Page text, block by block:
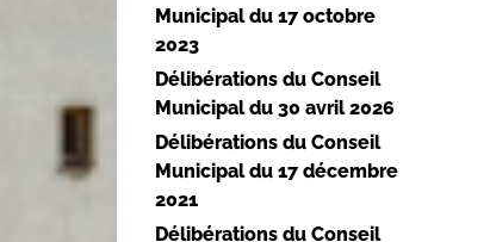
Municipal du 17 octobre
2023
Délibérations du Conseil
Municipal du 30 avril 2026
Délibérations du Conseil
Municipal du 17 décembre
2021
Délibérations du Conseil